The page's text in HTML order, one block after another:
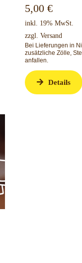
5,00 €
inkl. 19% MwSt.
zzgl. Versand
Bei Lieferungen in
zusätzliche Zölle,
anfallen.
Details